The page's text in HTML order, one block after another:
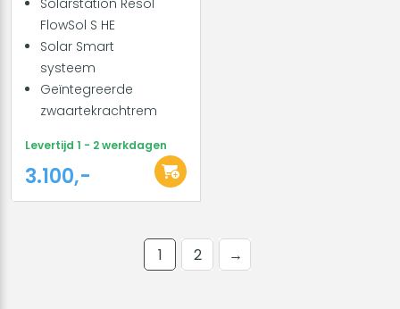
FlowSol S HE
Solar Smart
systeem
Geïntegreerde
zwaartekrachtrem
Levertijd 1 - 2 werkdagen
3.100,-
1 2 →